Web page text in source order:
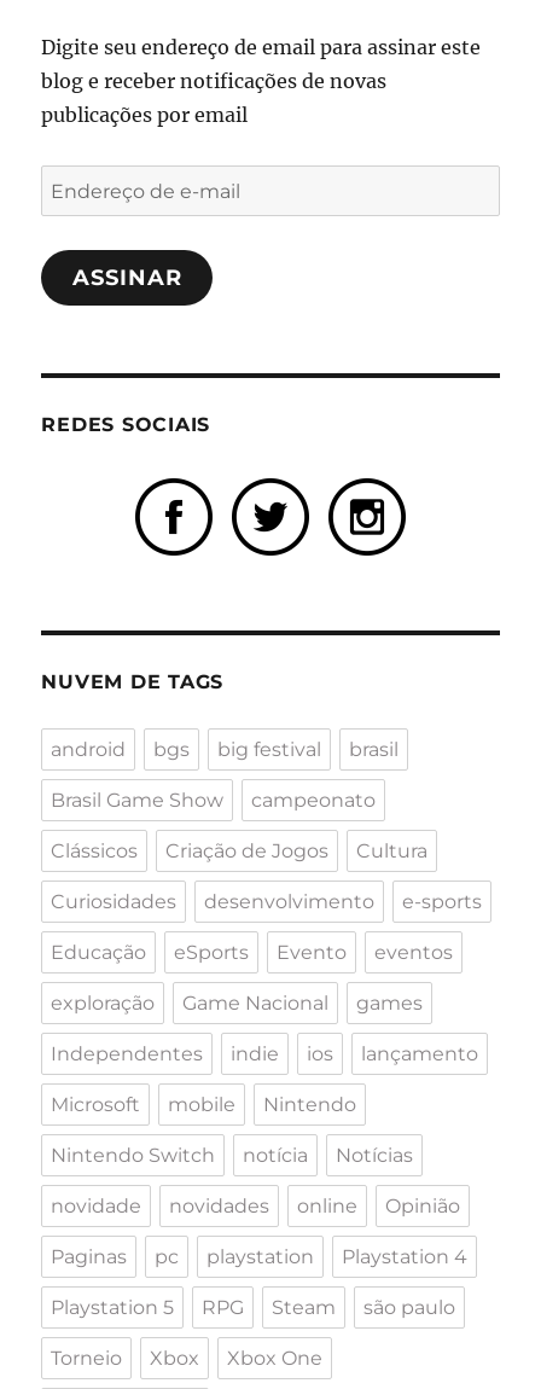
Digite seu endereço de email para assinar este
blog e receber notificações de novas
publicações por email
Endereço
de
e-
mailASSINAR
REDES SOCIAIS
NUVEM DE TAGS
android bgs big festival brasil
Brasil Game Show campeonato
Clássicos Criação de Jogos Cultura
Curiosidades desenvolvimento e-sports
Educação eSports Evento eventos
exploração Game Nacional games
Independentes indie ios lançamento
Microsoft mobile Nintendo
Nintendo Switch notícia Notícias
novidade novidades online Opinião
Paginas pc playstation Playstation 4
Playstation 5 RPG Steam são paulo
Torneio Xbox Xbox One